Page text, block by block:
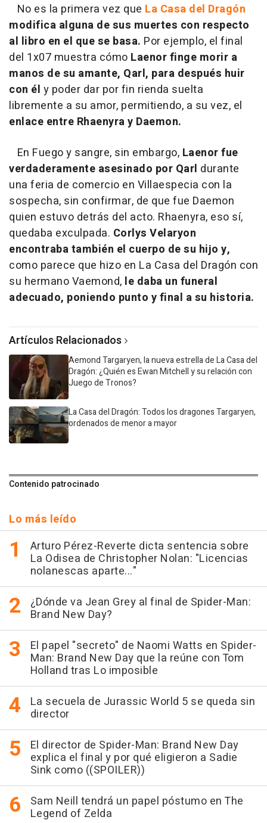
No es la primera vez que La Casa del Dragón
modifica alguna de sus muertes con respecto
al libro en el que se basa. Por ejemplo, el final
del 1x07 muestra cómo Laenor finge morir a
manos de su amante, Qarl, para después huir
con él y poder dar por fin rienda suelta
libremente a su amor, permitiendo, a su vez, el
enlace entre Rhaenyra y Daemon.
En Fuego y sangre, sin embargo, Laenor fue
verdaderamente asesinado por Qarl durante
una feria de comercio en Villaespecia con la
sospecha, sin confirmar, de que fue Daemon
quien estuvo detrás del acto. Rhaenyra, eso sí,
quedaba exculpada. Corlys Velaryon
encontraba también el cuerpo de su hijo y,
como parece que hizo en La Casa del Dragón con
su hermano Vaemond, le daba un funeral
adecuado, poniendo punto y final a su historia.
Artículos Relacionados
Aemond Targaryen, la nueva estrella de La Casa del
Dragón: ¿Quién es Ewan Mitchell y su relación con
Juego de Tronos?
La Casa del Dragón: Todos los dragones Targaryen,
ordenados de menor a mayor
Contenido patrocinado
Lo más leído
Arturo Pérez-Reverte dicta sentencia sobre
La Odisea de Christopher Nolan: "Licencias
nolanescas aparte..."
¿Dónde va Jean Grey al final de Spider-Man:
Brand New Day?
El papel "secreto" de Naomi Watts en Spider-
Man: Brand New Day que la reúne con Tom
Holland tras Lo imposible
La secuela de Jurassic World 5 se queda sin
director
El director de Spider-Man: Brand New Day
explica el final y por qué eligieron a Sadie
Sink como ((SPOILER))
Sam Neill tendrá un papel póstumo en The
Legend of Zelda